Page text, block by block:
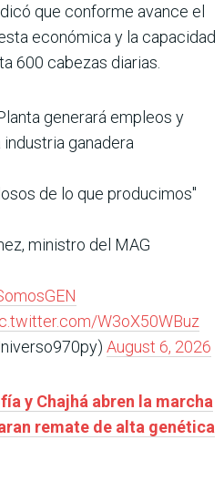
que conforme avance el
económica y la capacidad
600 cabezas diarias.
generará empleos y
ganadera
de lo que producimos"
ministro del MAG
W3oX50WBuz
August 6, 2026
y Chajhá abren la marcha
remate de alta genética